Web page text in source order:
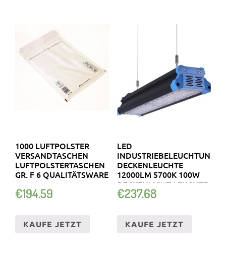
1000 LUFTPOLSTER
VERSANDTASCHEN
LUFTPOLSTERTASCHEN
GR. F 6 QUALITÄTSWARE
€194.59
KAUFE JETZT
LED
INDUSTRIEBELEUCHTUNG
DECKENLEUCHTE
12000LM 5700K 100W
DECKENLICHT LEUCHTE
€237.68
KAUFE JETZT